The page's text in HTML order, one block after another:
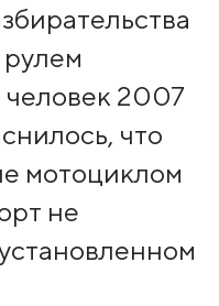
рулем
2007
что
мотоциклом
не